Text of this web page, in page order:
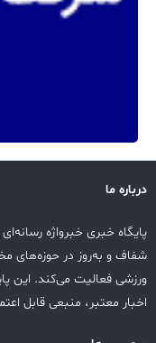
درباره ما
پایگاه خبری خبرواژه
شفاف و به‌روز در حوزه‌های
ورزشی فعالیت می‌کند. این
اخبار معتبر، منبعی قابل